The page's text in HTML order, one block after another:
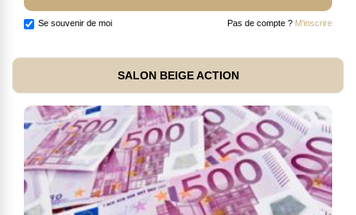
Se souvenir de moi Pas de compte ? M'inscrire
SALON BEIGE ACTION